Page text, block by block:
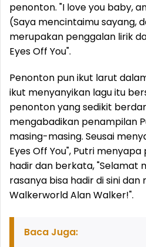
penonton. "I love you baby,
(Saya mencintaimu sayang,
merupakan penggalan lirik
Eyes Off You".
Penonton pun ikut larut
ikut menyanyikan lagu itu
penonton yang sedikit
mengabadikan penampilan
masing-masing. Seusai
Eyes Off You", Putri
hadir dan berkata, "Selamat
rasanya bisa hadir di sini dan
Walkerworld Alan Walker!".
Baca Juga: